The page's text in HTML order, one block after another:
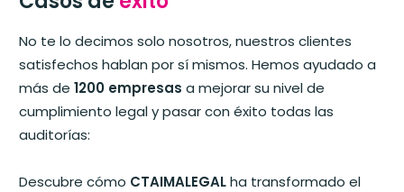
No te lo decimos solo nosotros, nuestros clientes
satisfechos hablan por sí mismos. Hemos ayudado a
más de 1200 empresas a mejorar su nivel de
cumplimiento legal y pasar con éxito todas las
auditorías:
Descubre cómo CTAIMALEGALha transformado el